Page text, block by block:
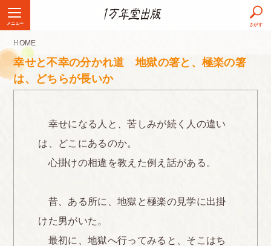
メニュー さがす
HOME
幸せと不幸の分かれ道 地獄の箸と、極楽の箸
は、どちらが長いか
幸せになる人と、苦しみが続く人の違い
は、どこにあるのか。
心掛けの相違を教えた例え話がある。
昔、ある所に、地獄と極楽の見学に出掛
けた男がいた。
最初に、地獄へ行ってみると、そこはち